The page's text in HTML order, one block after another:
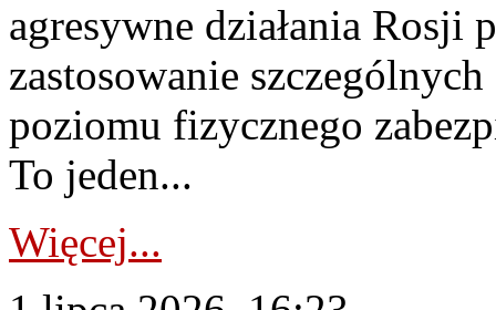
agresywne działania Rosji
zastosowanie
poziomu fizycznego
To jeden...
Więcej...